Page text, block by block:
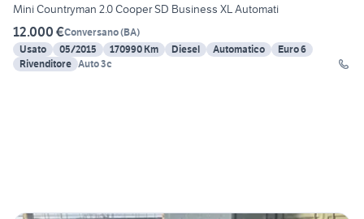
Mini Countryman 2.0 Cooper SD Business XL Automati
12.000 €Conversano(BA)
Usato
05/2015 170990 Km Diesel Automatico
Euro 6
Rivenditore Auto 3c